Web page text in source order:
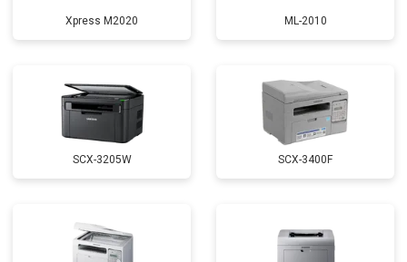
Xpress M2020 ML-2010
SCX-3205W SCX-3400F